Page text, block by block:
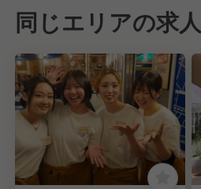
同じエリアの求人